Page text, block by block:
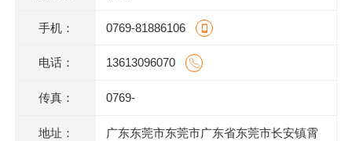
手机： 0769-81886106
电话： 13613096070
传真： 0769-
地址： 广东东莞市东莞市广东省东莞市长安镇霄